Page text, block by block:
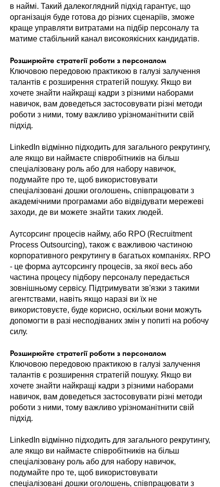
в наймі. Такий далекоглядний підхід гарантує, що
організація буде готова до різних сценаріїв, зможе
краще управляти витратами на підбір персоналу та
матиме стабільний канал високоякісних кандидатів.
Розширюйте стратегії роботи з персоналом
Ключовою передовою практикою в галузі залучення
талантів є розширення стратегій пошуку. Якщо ви
хочете знайти найкращі кадри з різними наборами
навичок, вам доведеться застосовувати різні методи
роботи з ними, тому важливо урізноманітнити свій
підхід.
LinkedIn відмінно підходить для загального рекрутингу,
але якщо ви наймаєте співробітників на більш
спеціалізовану роль або для набору навичок,
подумайте про те, щоб використовувати
спеціалізовані дошки оголошень, співпрацювати з
академічними програмами або відвідувати мережеві
заходи, де ви можете знайти таких людей.
Аутсорсинг процесів найму, або RPO (Recruitment
Process Outsourcing), також є важливою частиною
корпоративного рекрутингу в багатьох компаніях. RPO
- це форма аутсорсингу процесів, за якої весь або
частина процесу підбору персоналу передається
зовнішньому сервісу. Підтримувати зв'язки з такими
агентствами, навіть якщо наразі ви їх не
використовуєте, буде корисно, оскільки вони можуть
допомогти в разі несподіваних змін у попиті на робочу
силу.
Розширюйте стратегії роботи з персоналом
Ключовою передовою практикою в галузі залучення
талантів є розширення стратегій пошуку. Якщо ви
хочете знайти найкращі кадри з різними наборами
навичок, вам доведеться застосовувати різні методи
роботи з ними, тому важливо урізноманітнити свій
підхід.
LinkedIn відмінно підходить для загального рекрутингу,
але якщо ви наймаєте співробітників на більш
спеціалізовану роль або для набору навичок,
подумайте про те, щоб використовувати
спеціалізовані дошки оголошень, співпрацювати з